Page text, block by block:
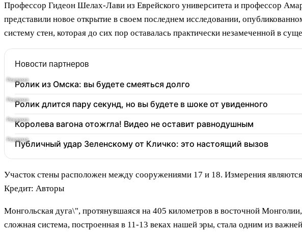
Профессор Гидеон Шелах-Лави из Еврейского университета и профессор
представили новое открытие в своем последнем исследовании,
систему стен, которая до сих пор оставалась практически незамеченной в
Новости партнеров
Ролик из Омска: вы будете смеяться долго
Ролик длится пару секунд, но вы будете в шоке от увиденного
Королева вагона отожгла! Видео не оставит равнодушным
Публичный удар Зеленскому от Кличко: это настоящий вызов
Участок стены расположен между сооружениями 17 и 18. Измерения
Кредит: Авторы
Монгольская дуга\", протянувшаяся на 405 километров в восточной
сложная система, построенная в 11-13 веках нашей эры, стала одним из